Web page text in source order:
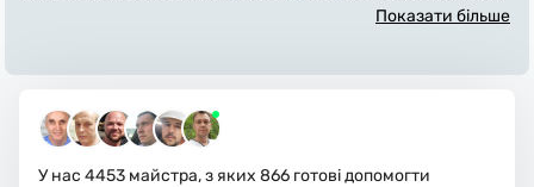
питання по «чистка бойлера». Ми зв'яжемося з вами протя
конавці стежать за чистотою та прибирають робоче місце.
Показати більше
У нас 4453 майстра, з яких 866 готові допомогти